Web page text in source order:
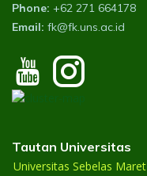
Phone: +62 271 664178
Email: fk@fk.uns.ac.id
Tautan Universitas
Universitas Sebelas Maret